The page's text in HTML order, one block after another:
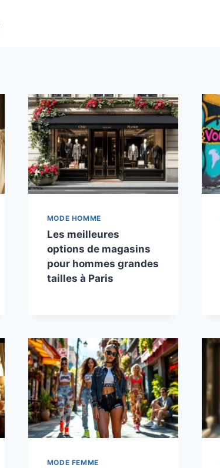
MODE HOMME
Les meilleures
options de magasins
pour hommes grandes
tailles à Paris
MODE FEMME